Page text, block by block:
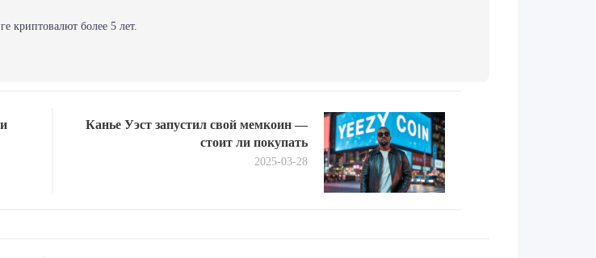
криптовалют более 5 лет.
Next
post:
Канье Уэст запустил свой мемкоин —
стоит ли покупать
2025-03-28